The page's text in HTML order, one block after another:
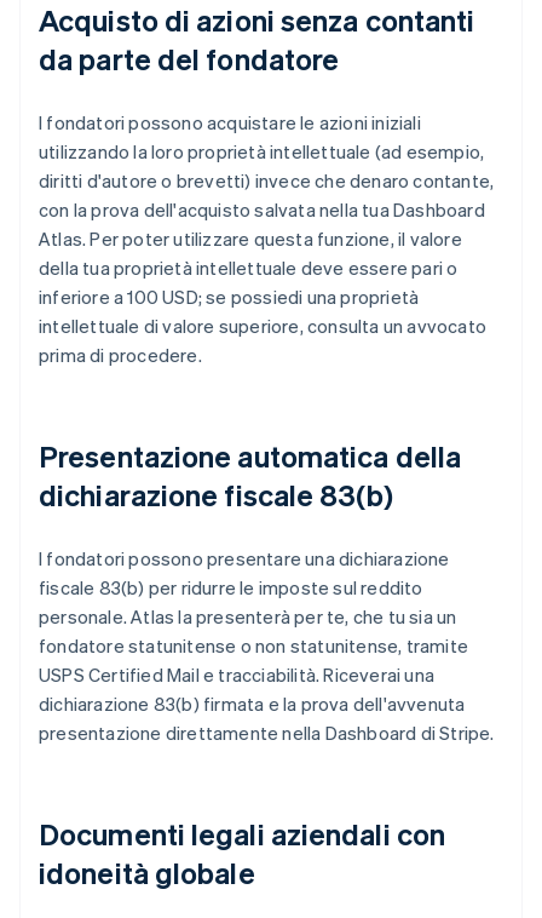
Acquisto di azioni senza contanti
da parte del fondatore
I fondatori possono acquistare le azioni iniziali
utilizzando la loro proprietà intellettuale (ad esempio,
diritti d'autore o brevetti) invece che denaro contante,
con la prova dell'acquisto salvata nella tua Dashboard
Atlas. Per poter utilizzare questa funzione, il valore
della tua proprietà intellettuale deve essere pari o
inferiore a 100 USD; se possiedi una proprietà
intellettuale di valore superiore, consulta un avvocato
prima di procedere.
Presentazione automatica della
dichiarazione fiscale 83(b)
I fondatori possono presentare una dichiarazione
fiscale 83(b) per ridurre le imposte sul reddito
personale. Atlas la presenterà per te, che tu sia un
fondatore statunitense o non statunitense, tramite
USPS Certified Mail e tracciabilità. Riceverai una
dichiarazione 83(b) firmata e la prova dell'avvenuta
presentazione direttamente nella Dashboard di Stripe.
Documenti legali aziendali con
idoneità globale